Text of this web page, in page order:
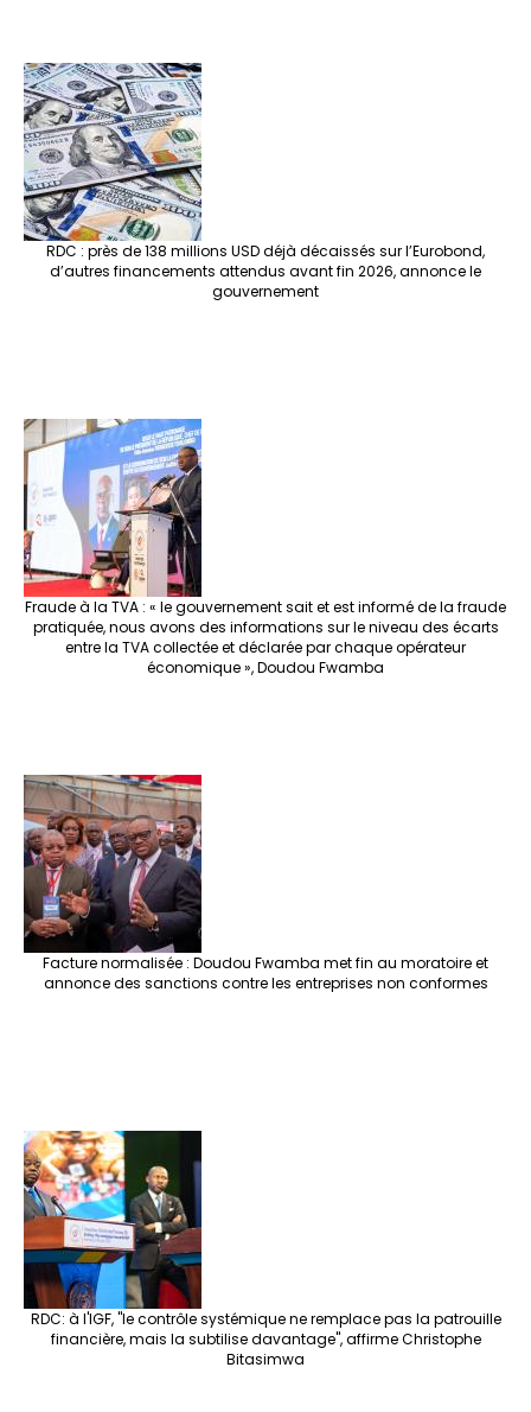
RDC : près de 138 millions USD déjà décaissés sur l’Eurobond,
d’autres financements attendus avant fin 2026, annonce le
gouvernement
Fraude à la TVA : « le gouvernement sait et est informé de la fraude
pratiquée, nous avons des informations sur le niveau des écarts
entre la TVA collectée et déclarée par chaque opérateur
économique », Doudou Fwamba
Facture normalisée : Doudou Fwamba met fin au moratoire et
annonce des sanctions contre les entreprises non conformes
RDC: à l'IGF, "le contrôle systémique ne remplace pas la patrouille
financière, mais la subtilise davantage", affirme Christophe
Bitasimwa